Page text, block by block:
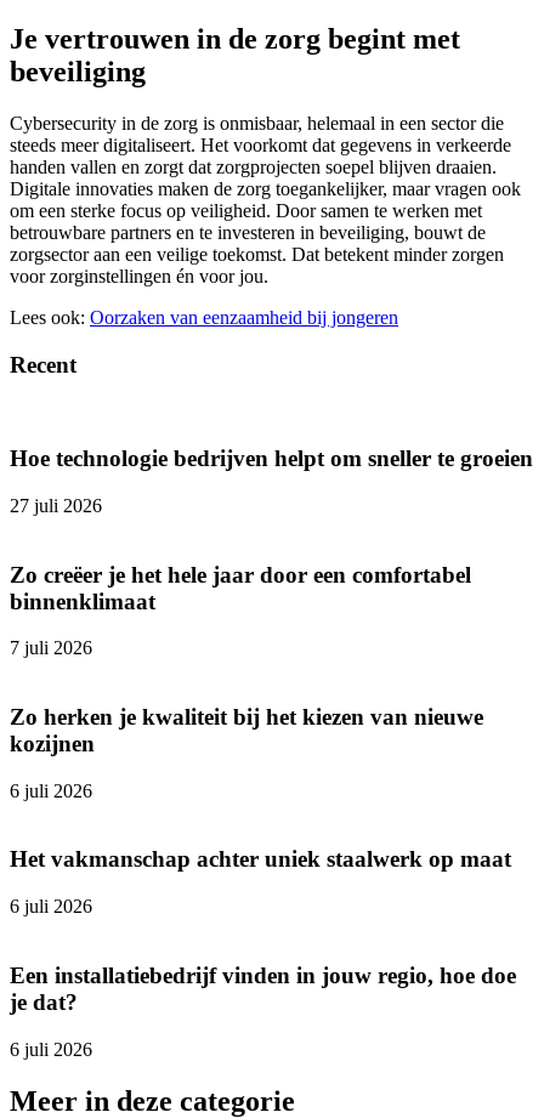
Je vertrouwen in de zorg begint met
beveiliging
Cybersecurity in de zorg is onmisbaar, helemaal in een sector die
steeds meer digitaliseert. Het voorkomt dat gegevens in verkeerde
handen vallen en zorgt dat zorgprojecten soepel blijven draaien.
Digitale innovaties maken de zorg toegankelijker, maar vragen ook
om een sterke focus op veiligheid. Door samen te werken met
betrouwbare partners en te investeren in beveiliging, bouwt de
zorgsector aan een veilige toekomst. Dat betekent minder zorgen
voor zorginstellingen én voor jou.
Lees ook: Oorzaken van eenzaamheid bij jongeren
Recent
Hoe technologie bedrijven helpt om sneller te groeien
27 juli 2026
Zo creëer je het hele jaar door een comfortabel
binnenklimaat
7 juli 2026
Zo herken je kwaliteit bij het kiezen van nieuwe
kozijnen
6 juli 2026
Het vakmanschap achter uniek staalwerk op maat
6 juli 2026
Een installatiebedrijf vinden in jouw regio, hoe doe
je dat?
6 juli 2026
Meer in deze categorie